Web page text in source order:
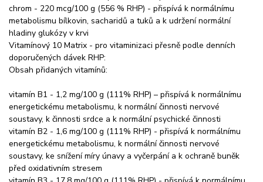
chrom - 220 mcg/100 g (556 % RHP) - přispívá k normálnímu
metabolismu bílkovin, sacharidů a tuků a k udržení normální
hladiny glukózy v krvi
Vitamínový 10 Matrix - pro vitaminizaci přesně podle denních
doporučených dávek RHP:
Obsah přidaných vitamínů:
vitamín B1 - 1,2 mg/100 g (111% RHP) – přispívá k normálnímu
energetickému metabolismu, k normální činnosti nervové
soustavy, k činnosti srdce a k normální psychické činnosti
vitamín B2 - 1,6 mg/100 g (111% RHP) - přispívá k normálnímu
energetickému metabolismu, k normální činnosti nervové
soustavy, ke snížení míry únavy a vyčerpání a k ochraně buněk
před oxidativním stresem